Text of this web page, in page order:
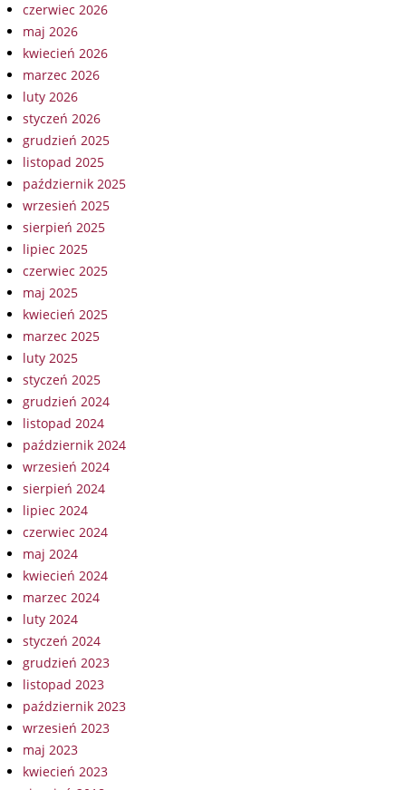
czerwiec 2026
maj 2026
kwiecień 2026
marzec 2026
luty 2026
styczeń 2026
grudzień 2025
listopad 2025
październik 2025
wrzesień 2025
sierpień 2025
lipiec 2025
czerwiec 2025
maj 2025
kwiecień 2025
marzec 2025
luty 2025
styczeń 2025
grudzień 2024
listopad 2024
październik 2024
wrzesień 2024
sierpień 2024
lipiec 2024
czerwiec 2024
maj 2024
kwiecień 2024
marzec 2024
luty 2024
styczeń 2024
grudzień 2023
listopad 2023
październik 2023
wrzesień 2023
maj 2023
kwiecień 2023